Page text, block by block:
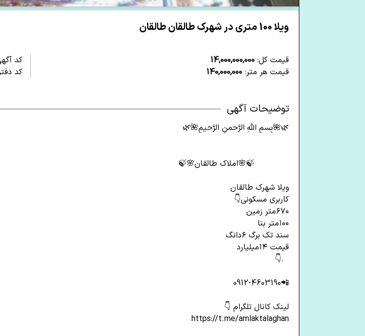
ویلا 100 متری در شهرک طالقان طالقان
قیمت کل: 14,000,000,000
قیمت هر متر: 140,000,000
کد
کد
توضیحات آگهی
🍃🌸املاک طالقان🌸🍃
ویلا شهرک طالقان
کاربری مسکونی👇
۶۷۰متر زمین
۱۰۰متر بنا
سند تک برگ ۶دانگ
قیمت ۱۴میلیارد
.👇
📲0912-4603190
لینک کانال تلگرام 👇
https://t.me/amlaktalaghan